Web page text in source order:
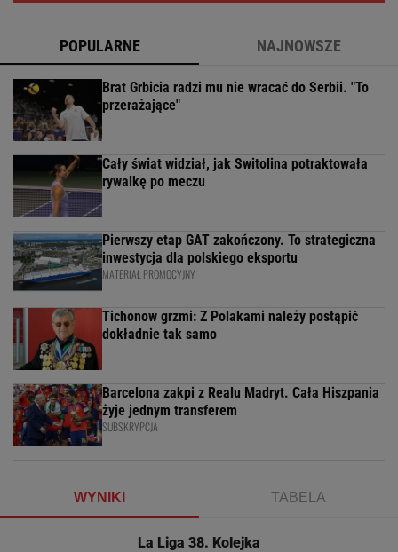
POPULARNE NAJNOWSZE
Brat Grbicia radzi mu nie wracać do Serbii. "To
przerażające"
Cały świat widział, jak Switolina potraktowała
rywalkę po meczu
Pierwszy etap GAT zakończony. To strategiczna
inwestycja dla polskiego eksportu
MATERIAŁ PROMOCYJNY
Tichonow grzmi: Z Polakami należy postąpić
dokładnie tak samo
Barcelona zakpi z Realu Madryt. Cała Hiszpania
żyje jednym transferem
SUBSKRYPCJA
WYNIKI TABELA
La Liga 38. Kolejka